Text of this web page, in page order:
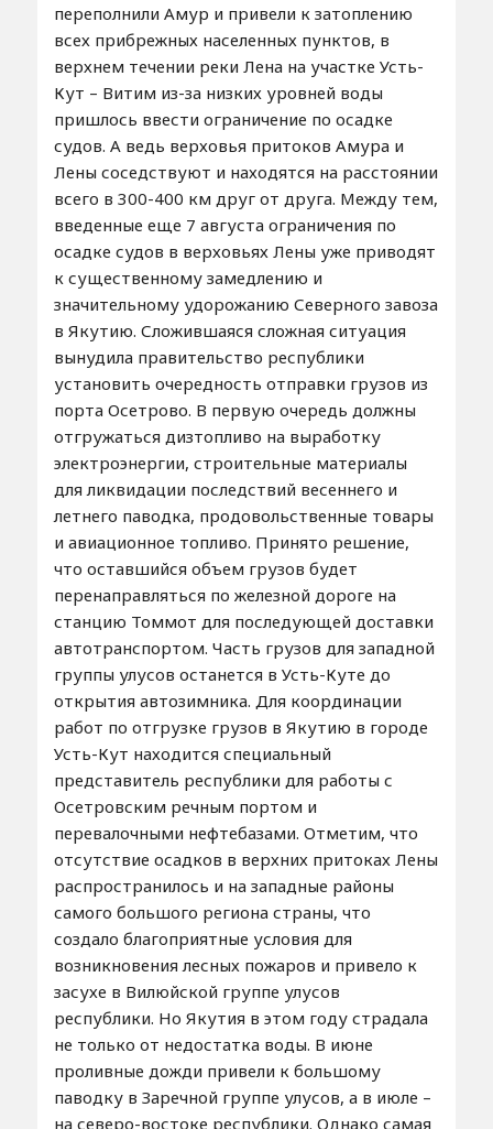
переполнили Амур и привели к затоплению
всех прибрежных населенных пунктов, в
верхнем течении реки Лена на участке Усть-
Кут – Витим из-за низких уровней воды
пришлось ввести ограничение по осадке
судов. А ведь верховья притоков Амура и
Лены соседствуют и находятся на расстоянии
всего в 300-400 км друг от друга. Между тем,
введенные еще 7 августа ограничения по
осадке судов в верховьях Лены уже приводят
к существенному замедлению и
значительному удорожанию Северного завоза
в Якутию. Сложившаяся сложная ситуация
вынудила правительство республики
установить очередность отправки грузов из
порта Осетрово. В первую очередь должны
отгружаться дизтопливо на выработку
электроэнергии, строительные материалы
для ликвидации последствий весеннего и
летнего паводка, продовольственные товары
и авиационное топливо. Принято решение,
что оставшийся объем грузов будет
перенаправляться по железной дороге на
станцию Томмот для последующей доставки
автотранспортом. Часть грузов для западной
группы улусов останется в Усть-Куте до
открытия автозимника. Для координации
работ по отгрузке грузов в Якутию в городе
Усть-Кут находится специальный
представитель республики для работы с
Осетровским речным портом и
перевалочными нефтебазами. Отметим, что
отсутствие осадков в верхних притоках Лены
распространилось и на западные районы
самого большого региона страны, что
создало благоприятные условия для
возникновения лесных пожаров и привело к
засухе в Вилюйской группе улусов
республики. Но Якутия в этом году страдала
не только от недостатка воды. В июне
проливные дожди привели к большому
паводку в Заречной группе улусов, а в июле –
на северо-востоке республики. Однако самая